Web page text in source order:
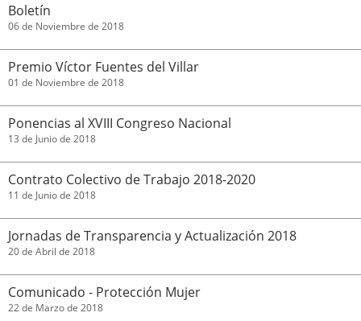
Boletín
06 de Noviembre de 2018
Premio Víctor Fuentes del Villar
01 de Noviembre de 2018
Ponencias al XVIII Congreso Nacional
13 de Junio de 2018
Contrato Colectivo de Trabajo 2018-2020
11 de Junio de 2018
Jornadas de Transparencia y Actualización 2018
20 de Abril de 2018
Comunicado - Protección Mujer
22 de Marzo de 2018